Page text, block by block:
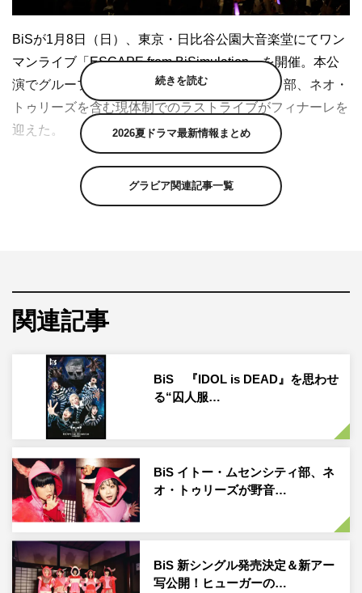
BiSが1月8日（日）、東京・日比谷公園大音楽堂にてワン
マンライブ「ESCAPE from BiSimulation」を開催。本公
演でグループ脱退となるイトー・ムセンシティ部、ネオ・
トゥリーズを含む現体制でのラストライブがフィナーレを
迎えた。
ヒューガーの加入以降では初にして、現体制最後のワンマ
ンライブを目に焼き付けるため、大勢の研究員が雲ひとつ
ない晴天が広がる日比谷公園に集結。真冬の寒さに負け
る。
オープニングの勢いのまま、1曲目を駆け抜けると夕暮れ
時にふさわしい「GOiNG ON」で会場が一体化。キラーチ
ューン「STUPiD」、破壊力抜群の「DESTROY」、
THEE MICHELLE GUN ELEPHANTの名曲「スモーキ
す。
続きを読む
2026夏ドラマ最新情報まとめ
グラビア関連記事一覧
関連記事
BiS 『IDOL is DEAD』を思わせ
る“囚人服…
BiS イトー・ムセンシティ部、ネ
オ・トゥリーズが野音…
BiS 新シングル発売決定＆新アー
写公開！ヒューガーの…